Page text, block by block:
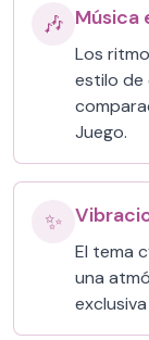
🎶 Música
Los
estilo de
Juego.
✨
El tema
una